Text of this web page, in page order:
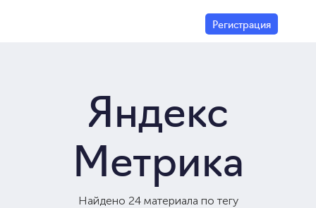
Регистрация
Яндекс
Метрика
Найдено 24 материала по тегу